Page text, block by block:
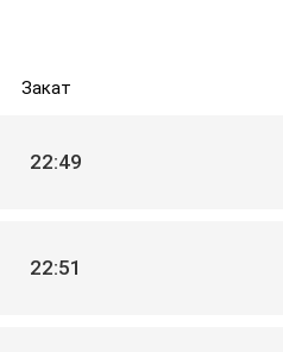
Закат
22:49
22:51